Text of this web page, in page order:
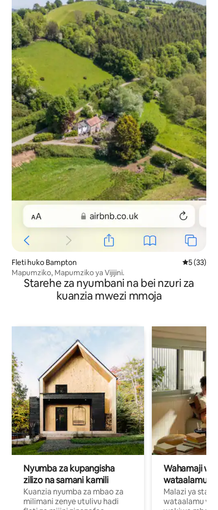
Fleti huko Bampton Ukadiriaji
5 (33)
Mapumziko, Mapumziko ya Vijijini.
Starehe za nyumbani na bei nzuri za
kuanzia mwezi mmoja
Nyumba za kupangisha
zilizo na samani kamili
Kuanzia nyumba za mbao za
milimani zenye utulivu hadi
Wahamaji
wataalamu
Malazi ya
wataalamu